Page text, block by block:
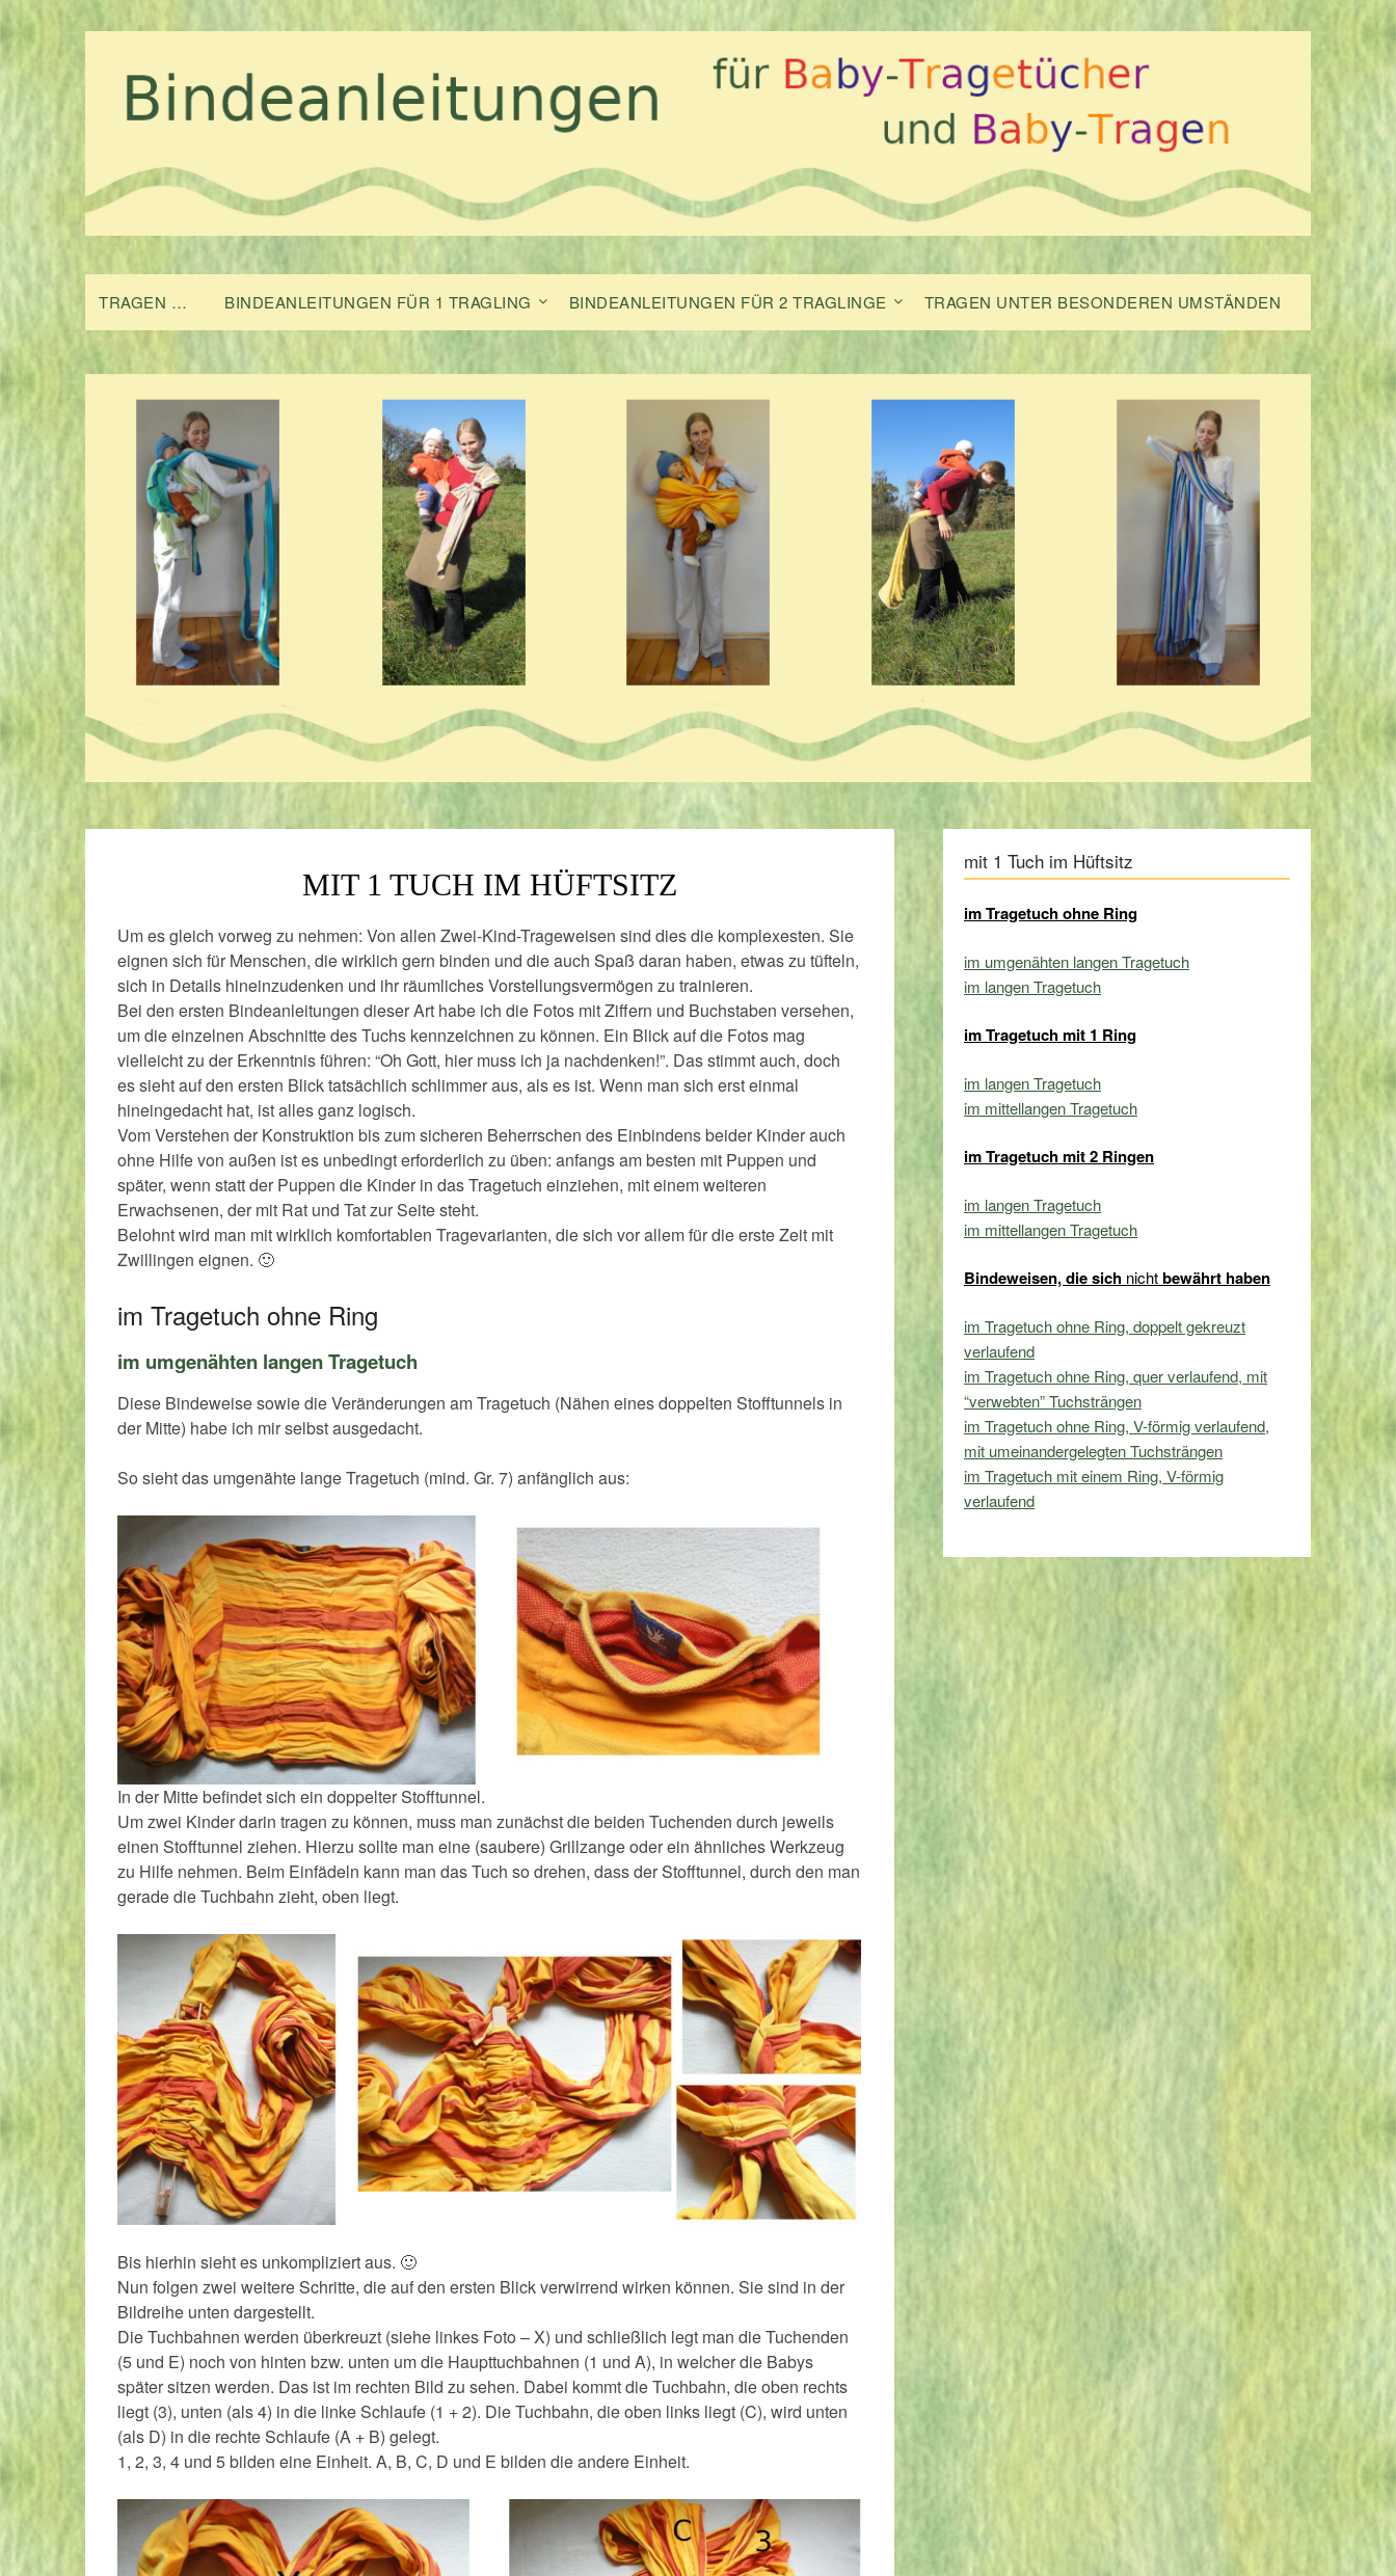
TRAGEN … BINDEANLEITUNGEN FÜR 1 TRAGLING BINDEANLEITUNGEN FÜR 2 TRAGLINGE TRAGEN UNTER BESONDEREN UMSTÄNDEN
MIT 1 TUCH IM HÜFTSITZ
Um es gleich vorweg zu nehmen: Von allen Zwei-Kind-Trageweisen sind dies die komplexesten. Sie
eignen sich für Menschen, die wirklich gern binden und die auch Spaß daran haben, etwas zu tüfteln,
sich in Details hineinzudenken und ihr räumliches Vorstellungsvermögen zu trainieren.
Bei den ersten Bindeanleitungen dieser Art habe ich die Fotos mit Ziffern und Buchstaben versehen,
um die einzelnen Abschnitte des Tuchs kennzeichnen zu können. Ein Blick auf die Fotos mag
vielleicht zu der Erkenntnis führen: “Oh Gott, hier muss ich ja nachdenken!”. Das stimmt auch, doch
es sieht auf den ersten Blick tatsächlich schlimmer aus, als es ist. Wenn man sich erst einmal
hineingedacht hat, ist alles ganz logisch.
Vom Verstehen der Konstruktion bis zum sicheren Beherrschen des Einbindens beider Kinder auch
ohne Hilfe von außen ist es unbedingt erforderlich zu üben: anfangs am besten mit Puppen und
später, wenn statt der Puppen die Kinder in das Tragetuch einziehen, mit einem weiteren
Erwachsenen, der mit Rat und Tat zur Seite steht.
Belohnt wird man mit wirklich komfortablen Tragevarianten, die sich vor allem für die erste Zeit mit
Zwillingen eignen. 🙂
im Tragetuch ohne Ring
im umgenähten langen Tragetuch
Diese Bindeweise sowie die Veränderungen am Tragetuch (Nähen eines doppelten Stofftunnels in
der Mitte) habe ich mir selbst ausgedacht.
So sieht das umgenähte lange Tragetuch (mind. Gr. 7) anfänglich aus:
In der Mitte befindet sich ein doppelter Stofftunnel.
Um zwei Kinder darin tragen zu können, muss man zunächst die beiden Tuchenden durch jeweils
einen Stofftunnel ziehen. Hierzu sollte man eine (saubere) Grillzange oder ein ähnliches Werkzeug
zu Hilfe nehmen. Beim Einfädeln kann man das Tuch so drehen, dass der Stofftunnel, durch den man
gerade die Tuchbahn zieht, oben liegt.
Bis hierhin sieht es unkompliziert aus. 🙂
Nun folgen zwei weitere Schritte, die auf den ersten Blick verwirrend wirken können. Sie sind in der
Bildreihe unten dargestellt.
Die Tuchbahnen werden überkreuzt (siehe linkes Foto – X) und schließlich legt man die Tuchenden
(5 und E) noch von hinten bzw. unten um die Haupttuchbahnen (1 und A), in welcher die Babys
später sitzen werden. Das ist im rechten Bild zu sehen. Dabei kommt die Tuchbahn, die oben rechts
liegt (3), unten (als 4) in die linke Schlaufe (1 + 2). Die Tuchbahn, die oben links liegt (C), wird unten
(als D) in die rechte Schlaufe (A + B) gelegt.
1, 2, 3, 4 und 5 bilden eine Einheit. A, B, C, D und E bilden die andere Einheit.
mit 1 Tuch im Hüftsitz
im Tragetuch ohne Ring
im umgenähten langen Tragetuch
im langen Tragetuch
im Tragetuch mit 1 Ring
im langen Tragetuch
im mittellangen Tragetuch
im Tragetuch mit 2 Ringen
im langen Tragetuch
im mittellangen Tragetuch
Bindeweisen, die sich nichtbewährt haben
im Tragetuch ohne Ring, doppelt gekreuzt
verlaufend
im Tragetuch ohne Ring, quer verlaufend, mit
“verwebten” Tuchsträngen
im Tragetuch ohne Ring, V-förmig verlaufend,
mit umeinandergelegten Tuchsträngen
im Tragetuch mit einem Ring, V-förmig
verlaufend